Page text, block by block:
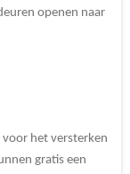
openen naar
het versterken
gratis een